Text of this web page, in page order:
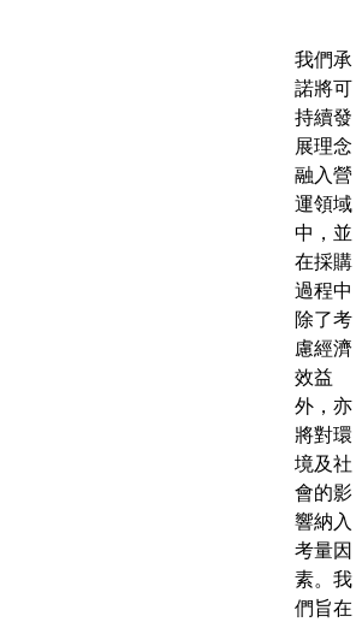
我們承
諾將可
持續發
展理念
融入營
運領域
中，並
在採購
過程中
除了考
慮經濟
效益
外，亦
將對環
境及社
會的影
響納入
考量因
素。我
們旨在